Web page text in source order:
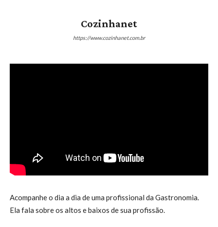
Cozinhanet
https://www.cozinhanet.com.br
Acompanhe o dia a dia de uma profissional da Gastronomia.
Ela fala sobre os altos e baixos de sua profissão.